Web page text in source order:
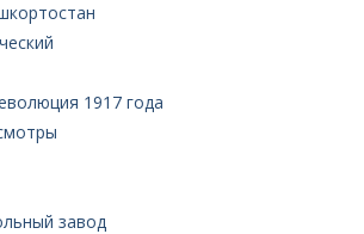
1917 года
завод